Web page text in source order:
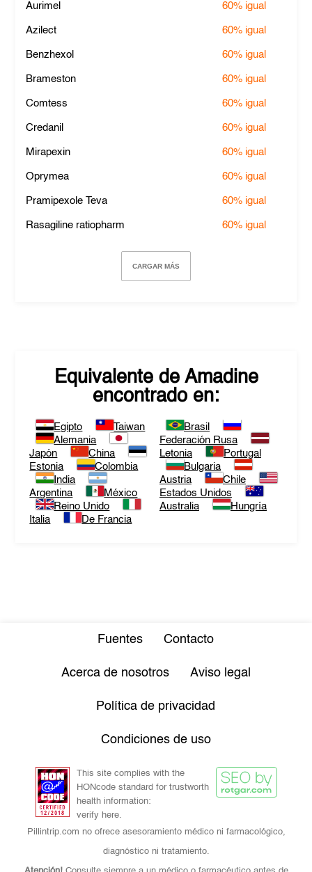
Aurimel 60% igual
Azilect 60% igual
Benzhexol 60% igual
Brameston 60% igual
Comtess 60% igual
Credanil 60% igual
Mirapexin 60% igual
Oprymea 60% igual
Pramipexole Teva 60% igual
Rasagiline ratiopharm 60% igual
CARGAR MÁS
Equivalente de Amadine
encontrado en:
Egipto
Taiwan
Alemania
Japón
China
Estonia
Colombia
India
Argentina
México
Reino Unido
Italia
De Francia
Brasil
Federación Rusa
Letonia
Portugal
Bulgaria
Austria
Chile
Estados Unidos
Australia
Hungría
Fuentes Contacto
Acerca de nosotros Aviso legal
Política de privacidad
Condiciones de uso
This site complies with the
HONcode standard for trustworth
health information:
verify here.
Pillintrip.com no ofrece asesoramiento médico ni farmacológico,
diagnóstico ni tratamiento.